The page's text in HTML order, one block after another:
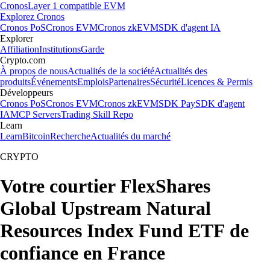
CronosLayer 1 compatible EVM
Explorez Cronos
Cronos PoSCronos EVMCronos zkEVMSDK d'agent IA
Explorer
AffiliationInstitutionsGarde
Crypto.com
À propos de nousActualités de la sociétéActualités des
produitsÉvénementsEmploisPartenairesSécuritéLicences & Permis
Développeurs
Cronos PoSCronos EVMCronos zkEVMSDK PaySDK d'agent
IAMCP ServersTrading Skill Repo
Learn
LearnBitcoinRechercheActualités du marché
CRYPTO
Votre courtier FlexShares
Global Upstream Natural
Resources Index Fund ETF de
confiance en France